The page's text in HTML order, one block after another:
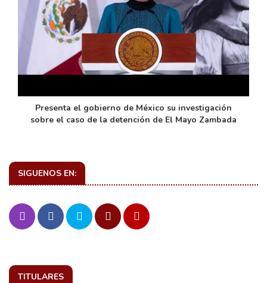
Presenta el gobierno de México su investigación
sobre el caso de la detención de El Mayo Zambada
SIGUENOS EN:
TITULARES